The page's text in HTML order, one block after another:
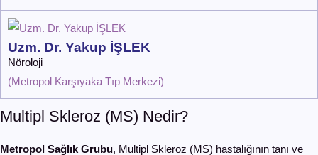
Uzm. Dr. Yakup İŞLEK
Nöroloji
(Metropol Karşıyaka Tıp Merkezi)
Multipl Skleroz (MS) Nedir?
Metropol Sağlık Grubu, Multipl Skleroz (MS) hastalığının tanı ve